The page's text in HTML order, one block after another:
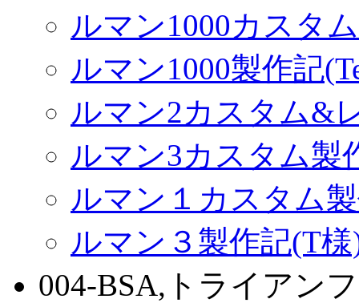
ルマン1000カスタ
ルマン1000製作記
ルマン2カスタム&
ルマン3カスタム製
ルマン１カスタム
ルマン３製作記(T様
004-BSA,トライアンフ